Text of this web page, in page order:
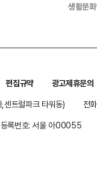
생활문
편집규약
광고제휴문의
트럴파크 타워동)
전
등록번호: 서울 아00055